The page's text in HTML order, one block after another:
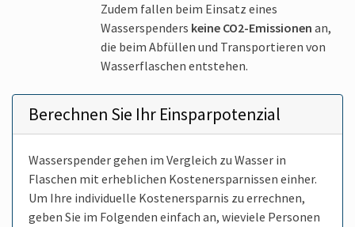
Zudem fallen beim Einsatz eines
Wasserspenders keine CO2-Emissionen an,
die beim Abfüllen und Transportieren von
Wasserflaschen entstehen.
Berechnen Sie Ihr Einsparpotenzial
Wasserspender gehen im Vergleich zu Wasser in
Flaschen mit erheblichen Kostenersparnissen einher.
Um Ihre individuelle Kostenersparnis zu errechnen,
geben Sie im Folgenden einfach an, wieviele Personen